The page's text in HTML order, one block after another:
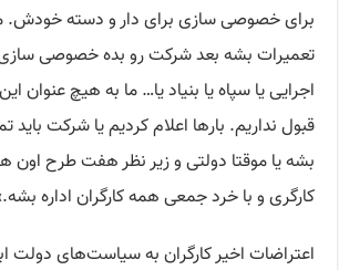
برای خصوصی سازی برای دار و دسته خودش.
تعمیرات بشه بعد شرکت رو بده خصوصی
اجرایی یا سپاه یا بنیاد یا… ما به هیچ عنوان
قبول نداریم. بارها اعلام کردیم یا شرکت باید
بشه یا موقتا دولتی و زیر نظر هفت طرح اون
کارگری و با خرد جمعی همه کارگران اداره
اعتراضات اخیر کارگران به سیاست‌های دولت